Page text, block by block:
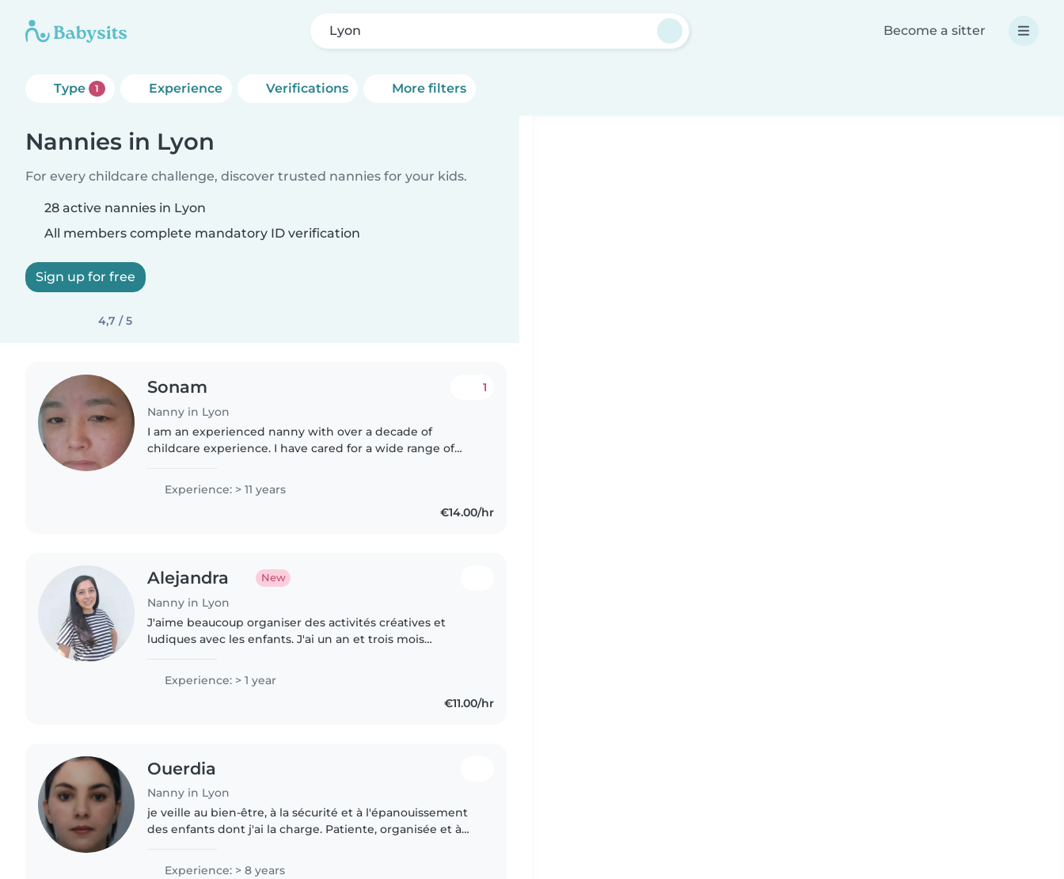
Lyon Become a sitter
Type 1 Experience Verifications More filters
Nannies in Lyon
For every childcare challenge, discover trusted nannies for your kids.
28 active nannies in Lyon
All members complete mandatory ID verification
Sign up for free
4,7 / 5
Sonam
Nanny in Lyon
1
I am an experienced nanny with over a decade of
childcare experience. I have cared for a wide range of
caring, I enjoy creating..
Experience: > 11 years
€14.00/hr
Alejandra New
Nanny in Lyon
J'aime beaucoup organiser des activités créatives et
ludiques avec les enfants. J'ai un an et trois mois
Experience: > 1 year
€11.00/hr
Ouerdia
Nanny in Lyon
je veille au bien-être, à la sécurité et à l'épanouissement
des enfants dont j'ai la charge. Patiente, organisée et à
Experience: > 8 years